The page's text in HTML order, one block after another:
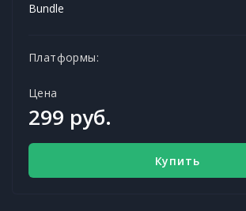
Bundle
Платформы:
Цена
299 руб.
Купить